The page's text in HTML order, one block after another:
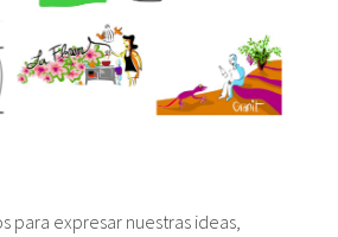
para expresar nuestras ideas,